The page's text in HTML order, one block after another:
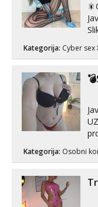
Kategorija: Cyber sex
UZIVO!
Kategorija: Osobni